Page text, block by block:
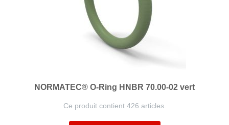
NORMATEC® O-Ring HNBR 70.00-02 vert
Ce produit contient 426 articles.